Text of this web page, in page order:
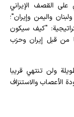
على القصف الإيراني
واليمن وإيران"؛
"كيف سيكون
من قبل إيران وحزب
ولن تنتهي قريبا
الأعصاب والاستنزاف